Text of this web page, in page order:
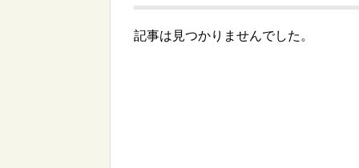
記事は見つかりませんでした。